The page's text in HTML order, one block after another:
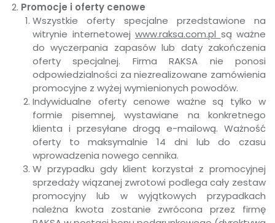
Promocje i oferty cenowe
Wszystkie oferty specjalne przedstawione na
witrynie internetowej www.raksa.com.pl są ważne
do wyczerpania zapasów lub daty zakończenia
oferty specjalnej. Firma RAKSA nie ponosi
odpowiedzialności za niezrealizowane zamówienia
promocyjne z wyżej wymienionych powodów.
Indywidualne oferty cenowe ważne są tylko w
formie pisemnej, wystawiane na konkretnego
klienta i przesyłane drogą e-mailową. Ważność
oferty to maksymalnie 14 dni lub do czasu
wprowadzenia nowego cennika.
W przypadku gdy klient korzystał z promocyjnej
sprzedaży wiązanej zwrotowi podlega cały zestaw
promocyjny lub w wyjątkowych przypadkach
należna kwota zostanie zwrócona przez firmę